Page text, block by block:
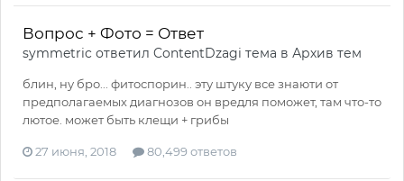
Вопрос + Фото = Ответ
symmetric ответил ContentDzagi тема в Архив тем
блин, ну бро... фитоспорин.. эту штуку все знаюти от
предполагаемых диагнозов он вредля поможет, там что-то
лютое. может быть клещи + грибы
27 июня, 2018 80,499 ответов